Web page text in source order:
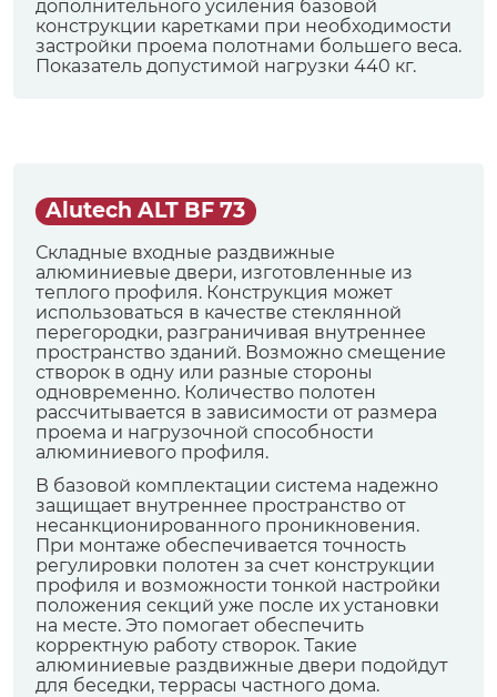
дополнительного усиления базовой
конструкции каретками при необходимости
застройки проема полотнами большего веса.
Показатель допустимой нагрузки 440 кг.
Alutech ALT BF 73
Складные входные раздвижные
алюминиевые двери, изготовленные из
теплого профиля. Конструкция может
использоваться в качестве стеклянной
перегородки, разграничивая внутреннее
пространство зданий. Возможно смещение
створок в одну или разные стороны
одновременно. Количество полотен
рассчитывается в зависимости от размера
проема и нагрузочной способности
алюминиевого профиля.
В базовой комплектации система надежно
защищает внутреннее пространство от
несанкционированного проникновения.
При монтаже обеспечивается точность
регулировки полотен за счет конструкции
профиля и возможности тонкой настройки
положения секций уже после их установки
на месте. Это помогает обеспечить
корректную работу створок. Такие
алюминиевые раздвижные двери подойдут
для беседки, террасы частного дома.